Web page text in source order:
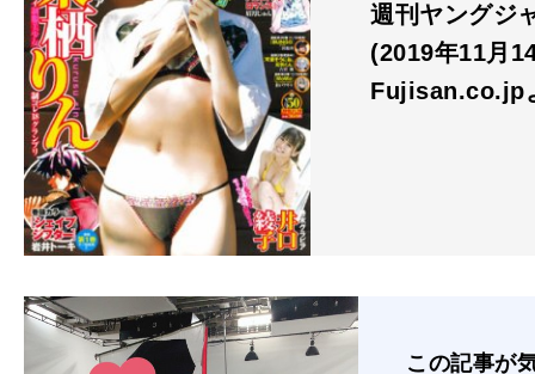
週刊ヤングジ
(2019年11月
Fujisan.co.jp
この記事が